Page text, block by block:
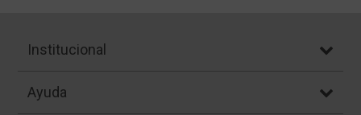
Institucional
Ayuda